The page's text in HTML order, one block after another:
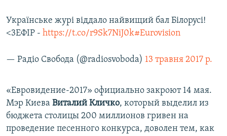
Українське журі віддало найвищий бал Білорусі!
<3ЕФІР - https://t.co/r9Sk7NiJ0k#Eurovision
— Радіо Свобода (@radiosvoboda) 13 травня 2017 р.
«Евровидение-2017» официально закроют 14 мая.
Мэр Киева Виталий Кличко, который выделил из
бюджета столицы 200 миллионов гривен на
проведение песенного конкурса, доволен тем, как